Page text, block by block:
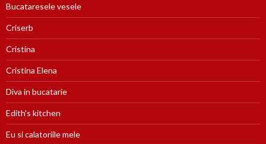
Bucataresele vesele
Criserb
Cristina
Cristina Elena
Diva in bucatarie
Edith's kitchen
Eu si calatoriile mele